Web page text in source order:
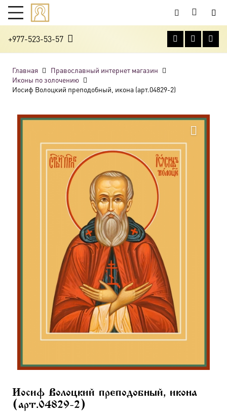
+977-523-53-57
Главная
Православный интернет магазин
Иконы по золочению
Иосиф Волоцкий преподобный, икона (арт.04829-2)
Иосиф Волоцкий преподобный, икона
(арт.04829-2)